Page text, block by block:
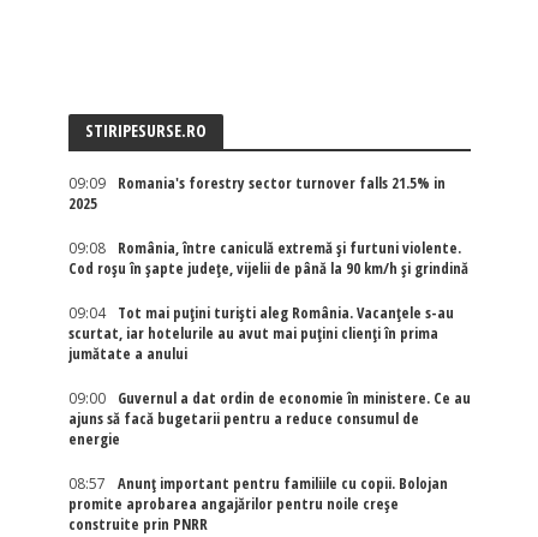
STIRIPESURSE.RO
09:09
Romania's forestry sector turnover falls 21.5% in
2025
09:08
România, între caniculă extremă și furtuni violente.
Cod roșu în șapte județe, vijelii de până la 90 km/h și grindină
09:04
Tot mai puțini turiști aleg România. Vacanțele s-au
scurtat, iar hotelurile au avut mai puțini clienți în prima
jumătate a anului
09:00
Guvernul a dat ordin de economie în ministere. Ce au
ajuns să facă bugetarii pentru a reduce consumul de
energie
08:57
Anunț important pentru familiile cu copii. Bolojan
promite aprobarea angajărilor pentru noile creșe
construite prin PNRR